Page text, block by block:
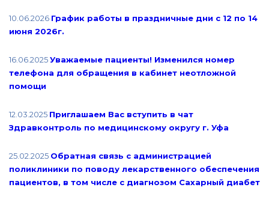
10.06.2026 График работы в праздничные дни с 12 по 14
июня 2026г.
16.06.2025Уважаемые пациенты! Изменился номер
телефона для обращения в кабинет неотложной
помощи
12.03.2025 Приглашаем Вас вступить в чат
Здравконтроль по медицинскому округу г. Уфа
25.02.2025 Обратная связь с администрацией
поликлиники по поводу лекарственного обеспечения
пациентов, в том числе с диагнозом Сахарный диабет